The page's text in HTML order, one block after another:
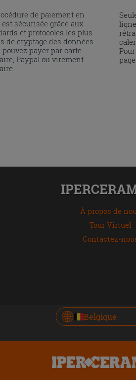
de paiement en
sécurisée grâce aux
et protocoles les plus
de cryptage des données.
pouvez payer par carte
Paypal ou virement
À propos de
Tour Virtuel
Contactez-
Belgique